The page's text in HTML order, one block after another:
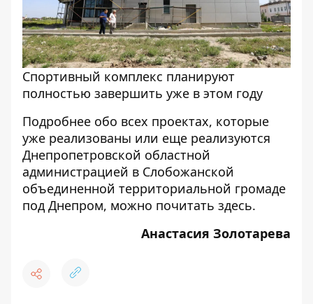
Спортивный комплекс планируют
полностью завершить уже в этом году
Подробнее обо всех проектах, которые
уже реализованы или еще реализуются
Днепропетровской областной
администрацией в Слобожанской
объединенной территориальной громаде
под Днепром, можно почитать здесь.
Анастасия Золотарева